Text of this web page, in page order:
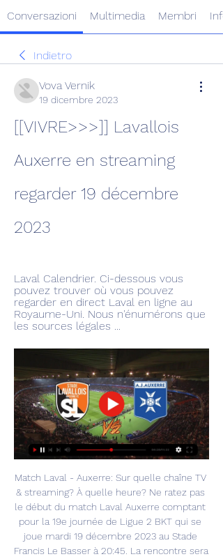
Conversazioni Multimedia Membri Info
Indietro
Vova Vernik
19 dicembre 2023
[[VIVRE>>>]] Lavallois
Auxerre en streaming
regarder 19 décembre
2023
Laval Calendrier. Ci-dessous vous
pouvez trouver où vous pouvez
regarder en direct Laval en ligne au
Royaume-Uni. Nous n'énumérons que
les sources légales ...
Match Laval - Auxerre: Sur quelle chaîne TV
& streaming? À quelle heure? Ne ratez pas
le début du match Laval Auxerre comptant
pour la 19e journée de Ligue 2 BKT qui se
joue mardi 19 décembre 2023 au Stade
Francis Le Basser à 20:45. La rencontre sera